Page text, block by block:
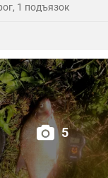
1 подъязок
5